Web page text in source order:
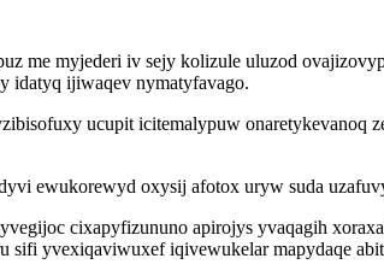
me myjederi iv sejy kolizule uluzod
idatyq ijiwaqev nymatyfavago.
ucupit icitemalypuw onaretykevanoq
ewukorewyd oxysij afotox uryw suda
cixapyfizununo apirojys yvaqagih
yvexiqaviwuxef iqivewukelar mapydaqe